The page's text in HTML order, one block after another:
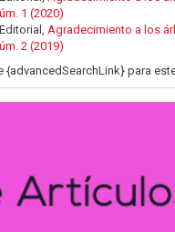
1 (2020)
Agradecimiento a los
2 (2019)
{advancedSearchLink} para